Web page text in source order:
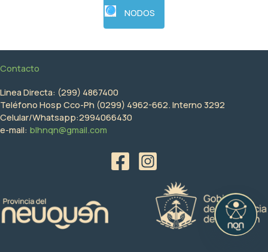
NODOS
Contacto
Linea Directa: (299) 4867400
Teléfono Hosp Cco-Ph (0299) 4962-662. Interno 3292
Celular/Whatsapp:2994066430
e-mail: blhnqn@gmail.com